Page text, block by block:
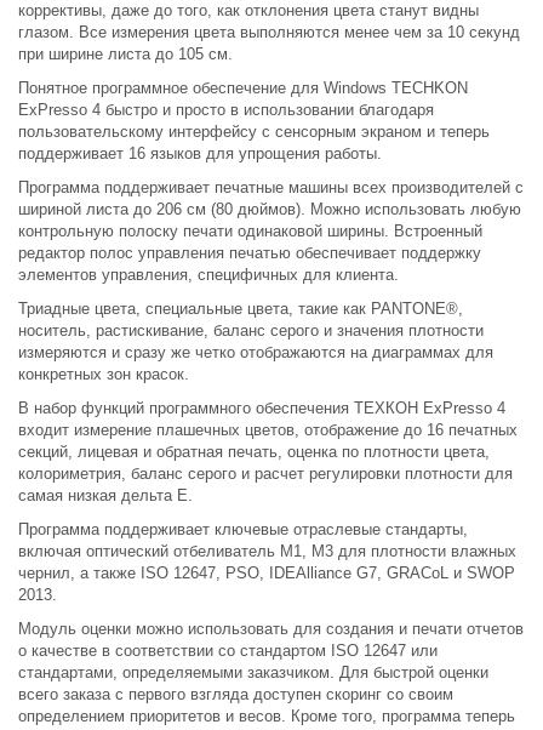
коррективы, даже до того, как отклонения цвета станут видны
глазом. Все измерения цвета выполняются менее чем за 10 секунд
при ширине листа до 105 см.
Понятное программное обеспечение для Windows TECHKON
ExPresso 4 быстро и просто в использовании благодаря
пользовательскому интерфейсу с сенсорным экраном и теперь
поддерживает 16 языков для упрощения работы.
Программа поддерживает печатные машины всех производителей с
шириной листа до 206 см (80 дюймов). Можно использовать любую
контрольную полоску печати одинаковой ширины. Встроенный
редактор полос управления печатью обеспечивает поддержку
элементов управления, специфичных для клиента.
Триадные цвета, специальные цвета, такие как PANTONE®,
носитель, растискивание, баланс серого и значения плотности
измеряются и сразу же четко отображаются на диаграммах для
конкретных зон красок.
В набор функций программного обеспечения ТЕХКОН ExPresso 4
входит измерение плашечных цветов, отображение до 16 печатных
секций, лицевая и обратная печать, оценка по плотности цвета,
колориметрия, баланс серого и расчет регулировки плотности для
самая низкая дельта Е.
Программа поддерживает ключевые отраслевые стандарты,
включая оптический отбеливатель M1, M3 для плотности влажных
чернил, а также ISO 12647, PSO, IDEAlliance G7, GRACoL и SWOP
2013.
Модуль оценки можно использовать для создания и печати отчетов
о качестве в соответствии со стандартом ISO 12647 или
стандартами, определяемыми заказчиком. Для быстрой оценки
всего заказа с первого взгляда доступен скоринг со своим
определением приоритетов и весов. Кроме того, программа теперь